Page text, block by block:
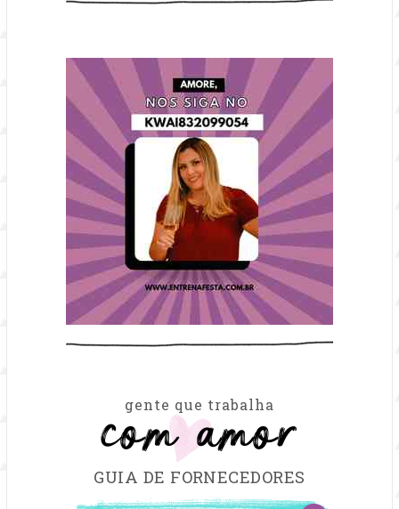
gente que trabalha
com amor
GUIA DE FORNECEDORES
FILTRAR